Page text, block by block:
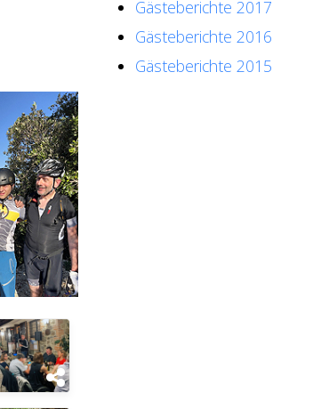
Gästeberichte 2017
Gästeberichte 2016
Gästeberichte 2015